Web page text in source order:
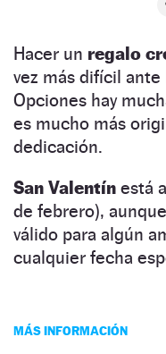
Hacer un regalo
vez más difícil
Opciones hay
es mucho más
dedicación.
San Valentín está
de febrero),
válido para algún
cualquier fecha
MÁS INFORMACIÓN